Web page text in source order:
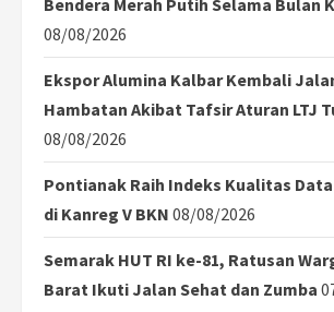
08/08/2026
Ekspor Alumina Kalbar Kembali
Hambatan Akibat Tafsir Aturan LTJ
08/08/2026
Pontianak Raih Indeks Kualitas
di Kanreg V BKN 08/08/2026
Semarak HUT RI ke-81, Ratusan
Barat Ikuti Jalan Sehat dan Zumba